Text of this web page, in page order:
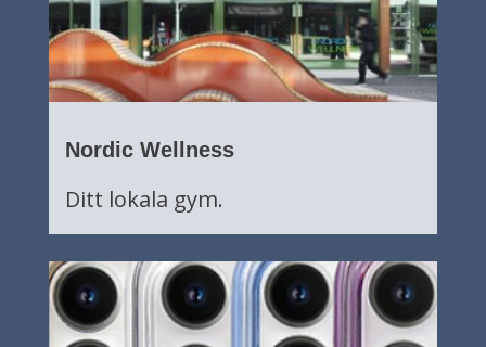
Nordic Wellness
Ditt lokala gym.